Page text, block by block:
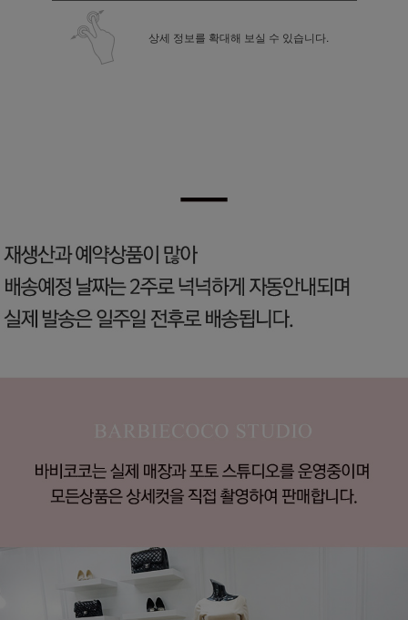
상세 정보를 확대해 보실 수 있습니다.